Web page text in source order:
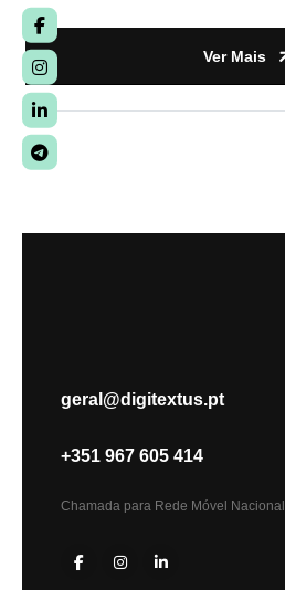
Ver Mais
geral@digitextus.pt
+351 967 605 414
Chamada para Rede Móvel Nacional